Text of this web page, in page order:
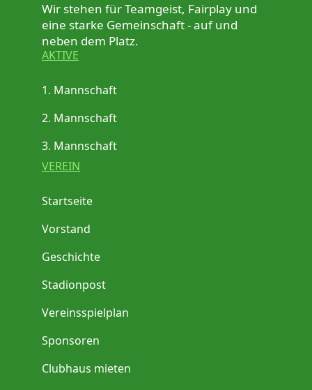
Wir stehen für Teamgeist, Fairplay und
eine starke Gemeinschaft - auf und
neben dem Platz.
AKTIVE
1. Mannschaft
2. Mannschaft
3. Mannschaft
VEREIN
Startseite
Vorstand
Geschichte
Stadionpost
Vereinsspielplan
Sponsoren
Clubhaus mieten